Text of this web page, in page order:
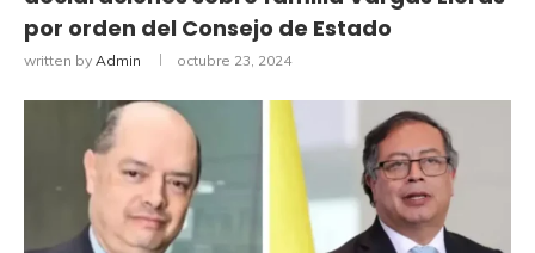
por orden del Consejo de Estado
written by Admin octubre 23, 2024